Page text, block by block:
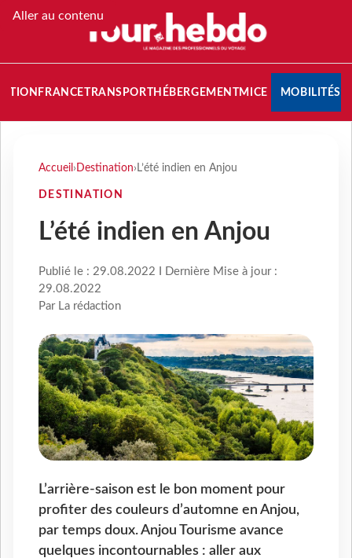
Aller au contenu
FRANCETRANSPORT HÉBERGEMENTMICE MOBILITÉS
Accueil › Destination› L’été indien en Anjou
DESTINATION
L’été indien en Anjou
Publié le : 29.08.2022 I Dernière Mise à jour :
29.08.2022
Par La rédaction
L’arrière-saison est le bon moment pour
profiter des couleurs d’automne en Anjou,
par temps doux. Anjou Tourisme avance
quelques incontournables : aller aux